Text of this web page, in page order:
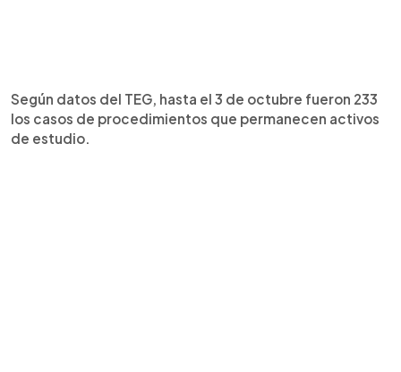
Según datos del TEG, hasta el 3 de octubre fueron 233
los casos de procedimientos que permanecen activos
de estudio.